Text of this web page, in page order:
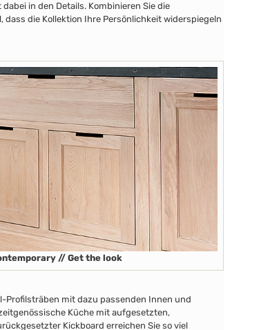
in den Details. Kombinieren Sie die
die Kollektion Ihre Persönlichkeit widerspiegeln
// Get the look
Profilsträben mit dazu passenden Innen und
Küche mit aufgesetzten,
Kickboard erreichen Sie so viel